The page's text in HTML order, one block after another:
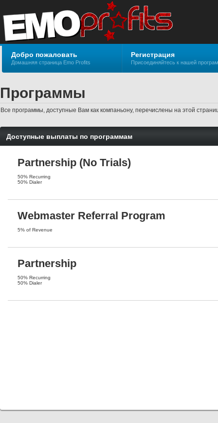
Добро пожаловать
Домашняя страница Emo Profits
Регистрация
Присоединяйтесь к нашей
Программы
Все программы, доступные Вам как компаньону, перечислены на этой
Доступные выплаты по программам
Partnership (No Trials)
50% Recurring
50% Dialer
Webmaster Referral Program
5% of Revenue
Partnership
50% Recurring
50% Dialer